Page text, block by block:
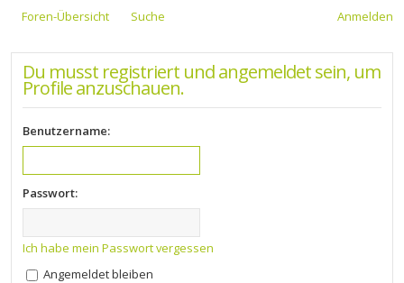
Foren-Übersicht Suche Anmelden
Du musst registriert und angemeldet sein, um
Profile anzuschauen.
Benutzername:
Passwort:
Ich habe mein Passwort vergessen
Angemeldet bleiben